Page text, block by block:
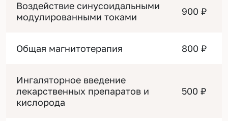
Воздействие синусоидальными
модулированными токами
900 ₽
Общая магнитотерапия 800 ₽
Ингаляторное введение
лекарственных препаратов и
кислорода
500 ₽